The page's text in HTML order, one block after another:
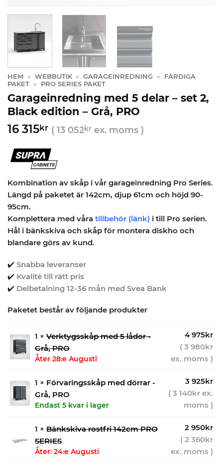
HEM » WEBBUTIK » GARAGEINREDNING »
FÄRDIGA
PAKET » PRO SERIES PAKET
Garageinredning med 5 delar – set 2,
Black edition – Grå, PRO
16 315kr ( 13 052kr ex. moms )
Kombination av skåp i vår garageinredning Pro Series.
Längd på paketet är 142cm, djup 61cm och höjd 90-
95cm.
Komplettera med våra tillbehör (länk) i till Pro serien.
Hål i bänkskiva och skåp för montera diskho och
blandare görs av kund.
✔️ Snabba leveranser
✔️ Kvalité till rätt pris
✔️ Delbetalning 12-36 mån med Svea Bank
Paketet består av följande produkter
1 × Verktygsskåp med 5 lådor -
Grå, PRO
Åter 28:e Augusti
4 975kr
( 3 980kr
ex. moms )
1 × Förvaringsskåp med dörrar -
Grå, PRO
Endast 5 kvar i lager
3 925kr
( 3 140kr ex.
moms )
1 × Bänkskiva rostfri 142cm PRO
SERIES
Åter: 24:e Augusti
2 950kr
( 2 360kr
ex. moms )